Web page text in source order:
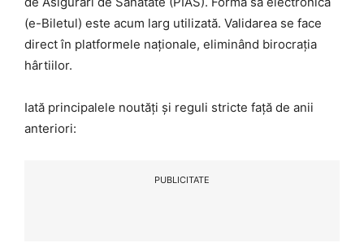
(e-Biletul) este acum larg utilizată. Validarea se face
direct în platformele naționale, eliminând birocrația
hârtiilor.
Iată principalele noutăți și reguli stricte față de anii
anteriori:
PUBLICITATE